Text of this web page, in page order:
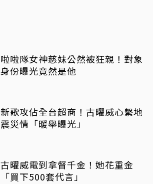
啦啦隊女神慈妹公然被狂親！對象
身份曝光竟然是他
新歌攻佔全台超商！古曜威心繫地
震災情「暖舉曝光」
古曜威電到拿督千金！她花重金
「買下500套代言」